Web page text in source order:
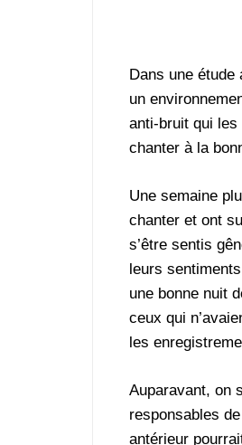
Dans une étude
un
anti-bruit qui les
chanter à la
Une semaine
chanter et ont
s’être sentis
leurs
une bonne nuit
ceux qui
les
Auparavant, on
responsables
antérieur